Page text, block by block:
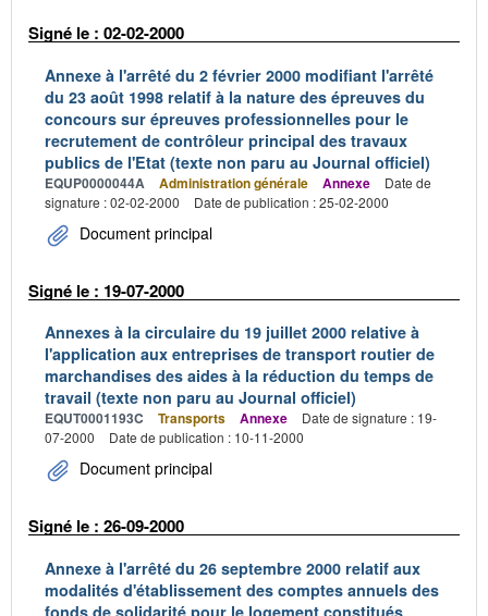
Signé le : 02-02-2000
Annexe à l'arrêté du 2 février 2000 modifiant l'arrêté
du 23 août 1998 relatif à la nature des épreuves du
concours sur épreuves professionnelles pour le
recrutement de contrôleur principal des travaux
publics de l'Etat (texte non paru au Journal officiel)
EQUP0000044A Administration générale Annexe
Date de
signature : 02-02-2000
Date de publication : 25-02-2000
Document principal
Signé le : 19-07-2000
Annexes à la circulaire du 19 juillet 2000 relative à
l'application aux entreprises de transport routier de
marchandises des aides à la réduction du temps de
travail (texte non paru au Journal officiel)
EQUT0001193C Transports Annexe
Date de signature : 19-
07-2000
Date de publication : 10-11-2000
Document principal
Signé le : 26-09-2000
Annexe à l'arrêté du 26 septembre 2000 relatif aux
modalités d'établissement des comptes annuels des
fonds de solidarité pour le logement constitués